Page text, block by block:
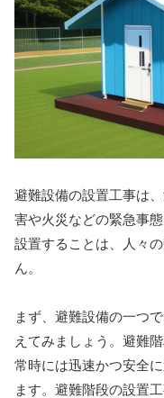
避難設備の設置工事は
害や火災などの緊急事
設置することは、人々
ん。
まず、避難設備の一つ
えてみましょう。避難
常時には迅速かつ安全
ます。避難階段の設置